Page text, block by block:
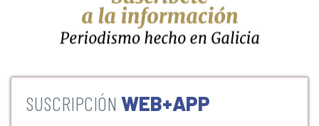
WEB+APP